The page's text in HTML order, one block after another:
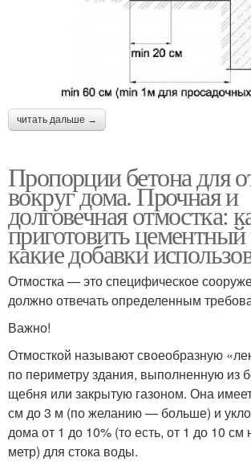
читать дальше →
Пропорции бетона для
вокруг дома. Прочная и
долговечная отмостка:
приготовить цементный
какие добавки
Отмостка — это специфическое
должно отвечать определенным
Важно!
Отмосткой называют своеобразную
по периметру здания, выполненную из
щебня или закрытую газоном. Она
см до 3 м (по желанию — больше) и
дома от 1 до 10% (то есть, от 1 до 10 см
метр) для стока воды.